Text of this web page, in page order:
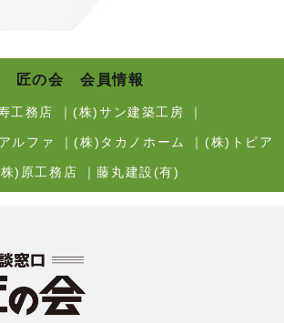
匠の会 会員情報
工務店 ｜ (株)サン建築工房 ｜
ルファ ｜ (株)タカノホーム ｜ (株)トピア
)原工務店 ｜藤丸建設(有)